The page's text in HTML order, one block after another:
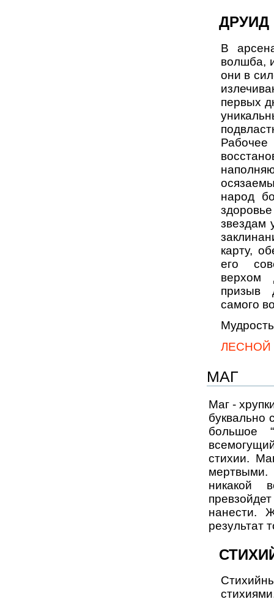
ДРУИД
В
волшба,
они в
первых
народ
звездам
карту,
его
верхом
призыв
самого
ЛЕСНОЙ
МАГ
Маг -
буквально
большое
стихии.
мертвыми.
никакой
нанести.
результат